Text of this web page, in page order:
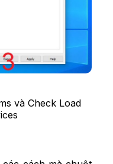
và Check Load